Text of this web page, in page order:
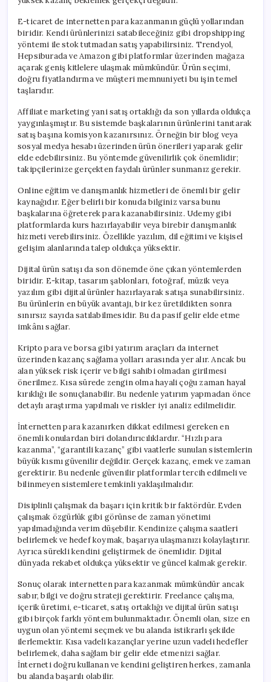
E-ticaret de internetten para kazanmanın güçlü yollarından
biridir. Kendi ürünlerinizi satabileceğiniz gibi dropshipping
yöntemi ile stok tutmadan satış yapabilirsiniz. Trendyol,
Hepsiburada ve Amazon gibi platformlar üzerinden mağaza
açarak geniş kitlelere ulaşmak mümkündür. Ürün seçimi,
doğru fiyatlandırma ve müşteri memnuniyeti bu işin temel
taşlarıdır.
Affiliate marketing yani satış ortaklığı da son yıllarda oldukça
yaygınlaşmıştır. Bu sistemde başkalarının ürünlerini tanıtarak
satış başına komisyon kazanırsınız. Örneğin bir blog veya
sosyal medya hesabı üzerinden ürün önerileri yaparak gelir
elde edebilirsiniz. Bu yöntemde güvenilirlik çok önemlidir;
takipçilerinize gerçekten faydalı ürünler sunmanız gerekir.
Online eğitim ve danışmanlık hizmetleri de önemli bir gelir
kaynağıdır. Eğer belirli bir konuda bilginiz varsa bunu
başkalarına öğreterek para kazanabilirsiniz. Udemy gibi
platformlarda kurs hazırlayabilir veya birebir danışmanlık
hizmeti verebilirsiniz. Özellikle yazılım, dil eğitimi ve kişisel
gelişim alanlarında talep oldukça yüksektir.
Dijital ürün satışı da son dönemde öne çıkan yöntemlerden
biridir. E-kitap, tasarım şablonları, fotoğraf, müzik veya
yazılım gibi dijital ürünler hazırlayarak satışa sunabilirsiniz.
Bu ürünlerin en büyük avantajı, bir kez üretildikten sonra
sınırsız sayıda satılabilmesidir. Bu da pasif gelir elde etme
imkânı sağlar.
Kripto para ve borsa gibi yatırım araçları da internet
üzerinden kazanç sağlama yolları arasında yer alır. Ancak bu
alan yüksek risk içerir ve bilgi sahibi olmadan girilmesi
önerilmez. Kısa sürede zengin olma hayali çoğu zaman hayal
kırıklığı ile sonuçlanabilir. Bu nedenle yatırım yapmadan önce
detaylı araştırma yapılmalı ve riskler iyi analiz edilmelidir.
İnternetten para kazanırken dikkat edilmesi gereken en
önemli konulardan biri dolandırıcılıklardır. “Hızlı para
kazanma”, “garantili kazanç” gibi vaatlerle sunulan sistemlerin
büyük kısmı güvenilir değildir. Gerçek kazanç, emek ve zaman
gerektirir. Bu nedenle güvenilir platformlar tercih edilmeli ve
bilinmeyen sistemlere temkinli yaklaşılmalıdır.
Disiplinli çalışmak da başarı için kritik bir faktördür. Evden
çalışmak özgürlük gibi görünse de zaman yönetimi
yapılmadığında verim düşebilir. Kendinize çalışma saatleri
belirlemek ve hedef koymak, başarıya ulaşmanızı kolaylaştırır.
Ayrıca sürekli kendini geliştirmek de önemlidir. Dijital
dünyada rekabet oldukça yüksektir ve güncel kalmak gerekir.
Sonuç olarak internetten para kazanmak mümkündür ancak
sabır, bilgi ve doğru strateji gerektirir. Freelance çalışma,
içerik üretimi, e-ticaret, satış ortaklığı ve dijital ürün satışı
gibi birçok farklı yöntem bulunmaktadır. Önemli olan, size en
uygun olan yöntemi seçmek ve bu alanda istikrarlı şekilde
ilerlemektir. Kısa vadeli kazançlar yerine uzun vadeli hedefler
belirlemek, daha sağlam bir gelir elde etmenizi sağlar.
İnterneti doğru kullanan ve kendini geliştiren herkes, zamanla
bu alanda başarılı olabilir.